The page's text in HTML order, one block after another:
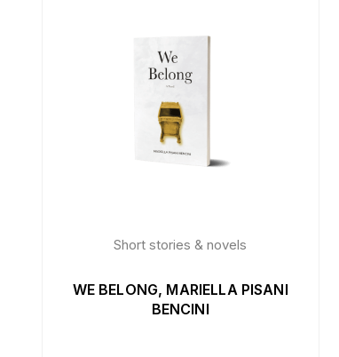
Short stories & novels
WE BELONG, MARIELLA PISANI
BENCINI